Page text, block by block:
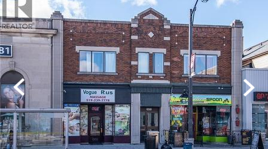
Previous Next